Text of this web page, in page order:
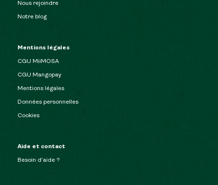
Nous rejoindre
Notre blog
Mentions légales
CGU MiiMOSA
CGU Mangopay
Mentions légales
Données personnelles
Cookies
Aide et contact
Besoin d’aide ?